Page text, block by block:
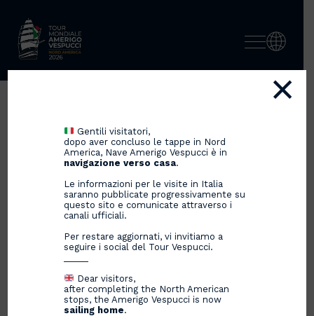
9月7日から10日までカルタヘ
ナ・デ・インディアスに寄
Gentili visitatori,
dopo aver concluso le tappe in Nord
America, Nave Amerigo Vespucci è in
navigazione verso casa.
Le informazioni per le visite in Italia
saranno pubblicate progressivamente su
questo sito e comunicate attraverso i
canali ufficiali.
Per restare aggiornati, vi invitiamo a
seguire i social del Tour Vespucci.
Dear visitors,
after completing the North American
stops, the Amerigo Vespucci is now
sailing home.
×